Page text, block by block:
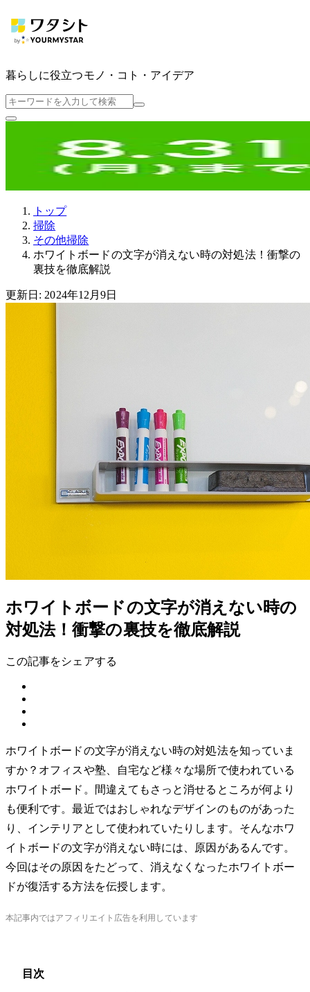
暮らしに役立つモノ・コト・アイデア
トップ
掃除
その他掃除
ホワイトボードの文字が消えない時の対処法！衝撃の
裏技を徹底解説
更新日: 2024年12月9日
ホワイトボードの文字が消えない時の
対処法！衝撃の裏技を徹底解説
この記事をシェアする
ホワイトボードの文字が消えない時の対処法を知っていま
すか？オフィスや塾、自宅など様々な場所で使われている
ホワイトボード。間違えてもさっと消せるところが何より
も便利です。最近ではおしゃれなデザインのものがあった
り、インテリアとして使われていたりします。そんなホワ
イトボードの文字が消えない時には、原因があるんです。
今回はその原因をたどって、消えなくなったホワイトボー
ドが復活する方法を伝授します。
本記事内ではアフィリエイト広告を利用しています
目次